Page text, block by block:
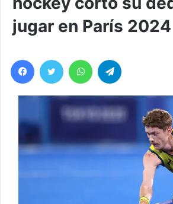
jugar en París 2024
Facebook
Twitter WhatsApp